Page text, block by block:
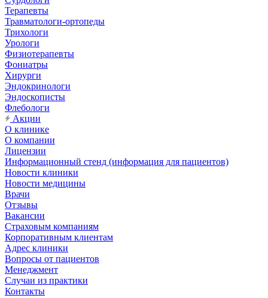
Терапевты
Травматологи-ортопеды
Трихологи
Урологи
Физиотерапевты
Фониатры
Хирурги
Эндокринологи
Эндоскописты
Флебологи
Акции
О клинике
О компании
Лицензии
Информационный стенд (информация для пациентов)
Новости клиники
Новости медицины
Врачи
Отзывы
Вакансии
Страховым компаниям
Корпоративным клиентам
Адрес клиники
Вопросы от пациентов
Менеджмент
Случаи из практики
Контакты